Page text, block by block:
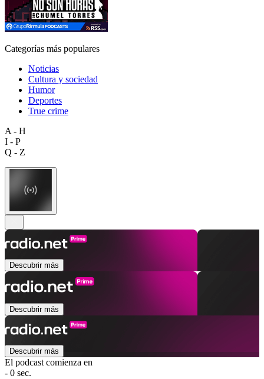
Categorías más populares
Noticias
Cultura y sociedad
Humor
Deportes
True crime
A - H
I - P
Q - Z
Descubrir más
Descubrir más
Descubrir más
El podcast comienza en
- 0 sec.